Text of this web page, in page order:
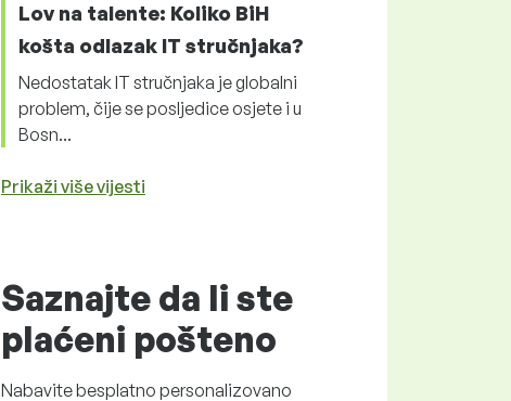
Lov na talente: Koliko BiH
košta odlazak IT stručnjaka?
Nedostatak IT stručnjaka je globalni
problem, čije se posljedice osjete i u
Bosn...
Prikaži više vijesti
Saznajte da li ste
plaćeni pošteno
Nabavitebesplatno personalizovano